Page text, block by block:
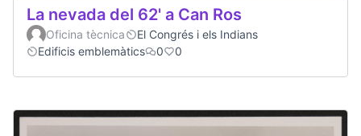
La nevada del 62' a Can Ros
Oficina tècnica
El Congrés i els Indians
Edificis emblemàtics
0 0